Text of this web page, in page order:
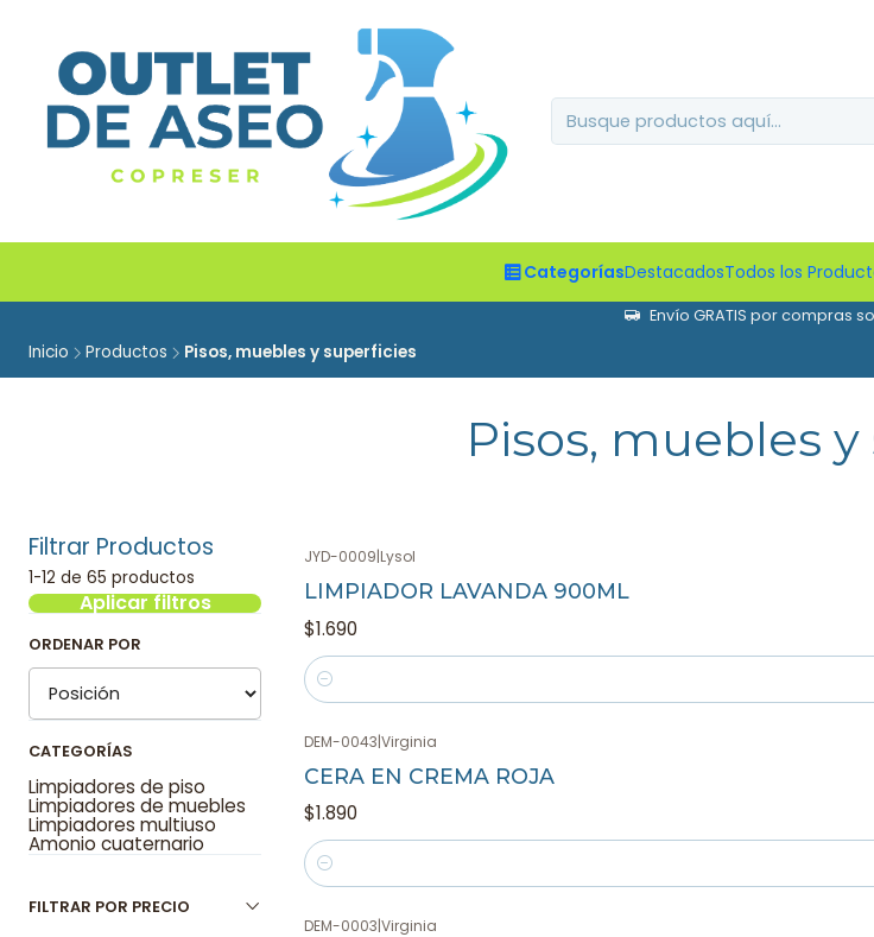
CategoríasDestacadosTodos los
Envío GRATIS por compras
Inicio Productos Pisos, muebles y superficies
Pisos, muebles
Filtrar Productos
1-12 de 65 productos
Aplicar filtros
ORDENAR POR
CATEGORÍAS
Limpiadores de piso
Limpiadores de muebles
Limpiadores multiuso
Amonio cuaternario
FILTRAR POR PRECIO
JYD-0009|Lysol
LIMPIADOR LAVANDA 900ML
$1.690
Cantidad
DEM-0043|Virginia
CERA EN CREMA ROJA
$1.890
Cantidad
DEM-0003|Virginia